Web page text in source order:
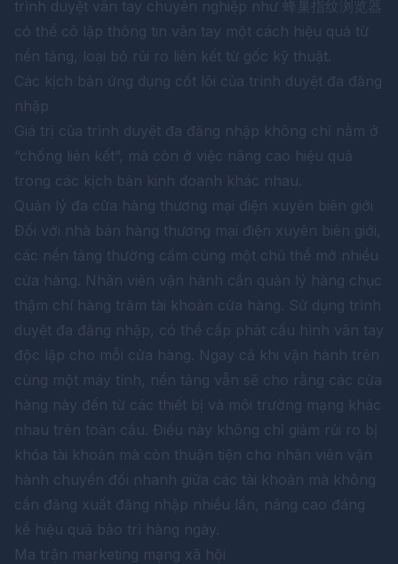
trình duyệt vân tay chuyên nghiệp như
蜂巢指纹浏览器
có thể cô lập thông tin vân tay một cách hiệu quả từ
nền tảng, loại bỏ rủi ro liên kết từ gốc kỹ thuật.
Các kịch bản ứng dụng cốt lõi của trình duyệt đa đăng
nhập
Giá trị của trình duyệt đa đăng nhập không chỉ nằm ở
“chống liên kết”, mà còn ở việc nâng cao hiệu quả
trong các kịch bản kinh doanh khác nhau.
Quản lý đa cửa hàng thương mại điện xuyên biên giới
Đối với nhà bán hàng thương mại điện xuyên biên giới,
các nền tảng thường cấm cùng một chủ thể mở nhiều
cửa hàng. Nhân viên vận hành cần quản lý hàng chục
thậm chí hàng trăm tài khoản cửa hàng. Sử dụng trình
duyệt đa đăng nhập, có thể cấp phát cấu hình vân tay
độc lập cho mỗi cửa hàng. Ngay cả khi vận hành trên
cùng một máy tính, nền tảng vẫn sẽ cho rằng các cửa
hàng này đến từ các thiết bị và môi trường mạng khác
nhau trên toàn cầu. Điều này không chỉ giảm rủi ro bị
khóa tài khoản mà còn thuận tiện cho nhân viên vận
hành chuyển đổi nhanh giữa các tài khoản mà không
cần đăng xuất đăng nhập nhiều lần, nâng cao đáng
kể hiệu quả bảo trì hàng ngày.
Ma trận marketing mạng xã hội